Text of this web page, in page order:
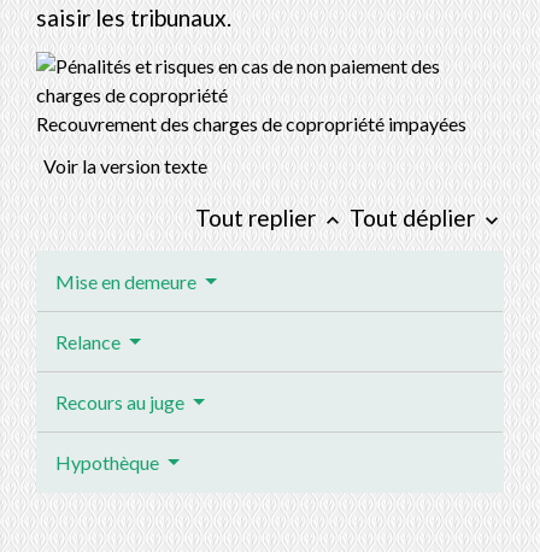
saisir les tribunaux.
Recouvrement des charges de copropriété impayées
Voir la version texte
Tout replier keyboard_arrow_up Tout déplier keyboard_arrow_down
Mise en demeure
Relance
Recours au juge
Hypothèque